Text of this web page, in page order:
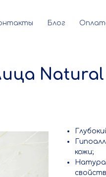
Блог
Natural
кожи;